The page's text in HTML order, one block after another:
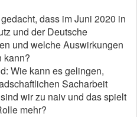
dass im Juni 2020 in
und der Deutsche
und welche Auswirkungen
kann?
Wie kann es gelingen,
Sacharbeit
wir zu naiv und das spielt
mehr?